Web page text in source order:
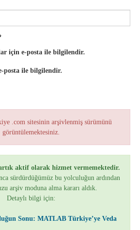
için e-posta ile bilgilendir.
posta ile bilgilendir.
.com sitesinin arşivlenmiş sürümünü
görüntülemektesiniz.
aktif olarak hizmet vermemektedir.
sürdürdüğümüz bu yolculuğun ardından
arşiv moduna alma kararı aldık.
Detaylı bilgi için:
Sonu: MATLAB Türkiye’ye Veda